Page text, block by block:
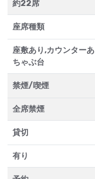
約22席
座席種類
座敷あり,カウンター
ちゃぶ台
禁煙/喫煙
全席禁煙
貸切
有り